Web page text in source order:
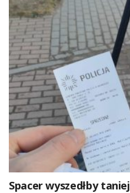
Spacer wyszedłby taniej